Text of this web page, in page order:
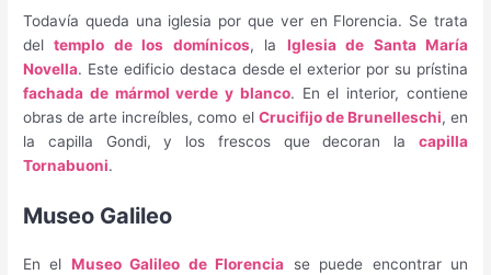
Todavía queda una iglesia por que ver en Florencia. Se trata
deltemplo de los domínicos, la Iglesia de Santa María
Novella. Este edificio destaca desde el exterior por su prístina
fachada de mármol verde y blanco. En el interior, contiene
obras de arte increíbles, como el Crucifijo de Brunelleschi, en
la capilla Gondi, y los frescos que decoran la capilla
Tornabuoni.
Museo Galileo
En el Museo Galileo de Florencia se puede encontrar un